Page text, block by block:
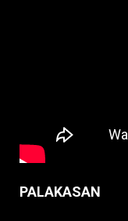
PALAKASAN